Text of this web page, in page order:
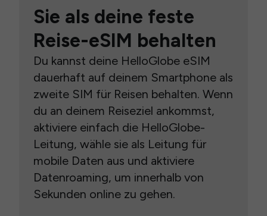
Sie als deine feste
Reise-eSIM behalten
Du kannst deine HelloGlobe eSIM
dauerhaft auf deinem Smartphone als
zweite SIM für Reisen behalten. Wenn
du an deinem Reiseziel ankommst,
aktiviere einfach die HelloGlobe-
Leitung, wähle sie als Leitung für
mobile Daten aus und aktiviere
Datenroaming, um innerhalb von
Sekunden online zu gehen.